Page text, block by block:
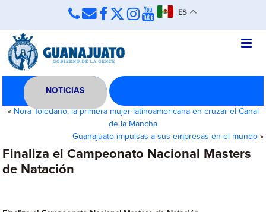
ES
NOTICIAS
« Nora Toledano, la primera mujer latinoamericana en cruzar el Canal
de la Mancha
Guanajuato impulsas a sus empresas en el mundo»
Finaliza el Campeonato Nacional Masters
de Natación